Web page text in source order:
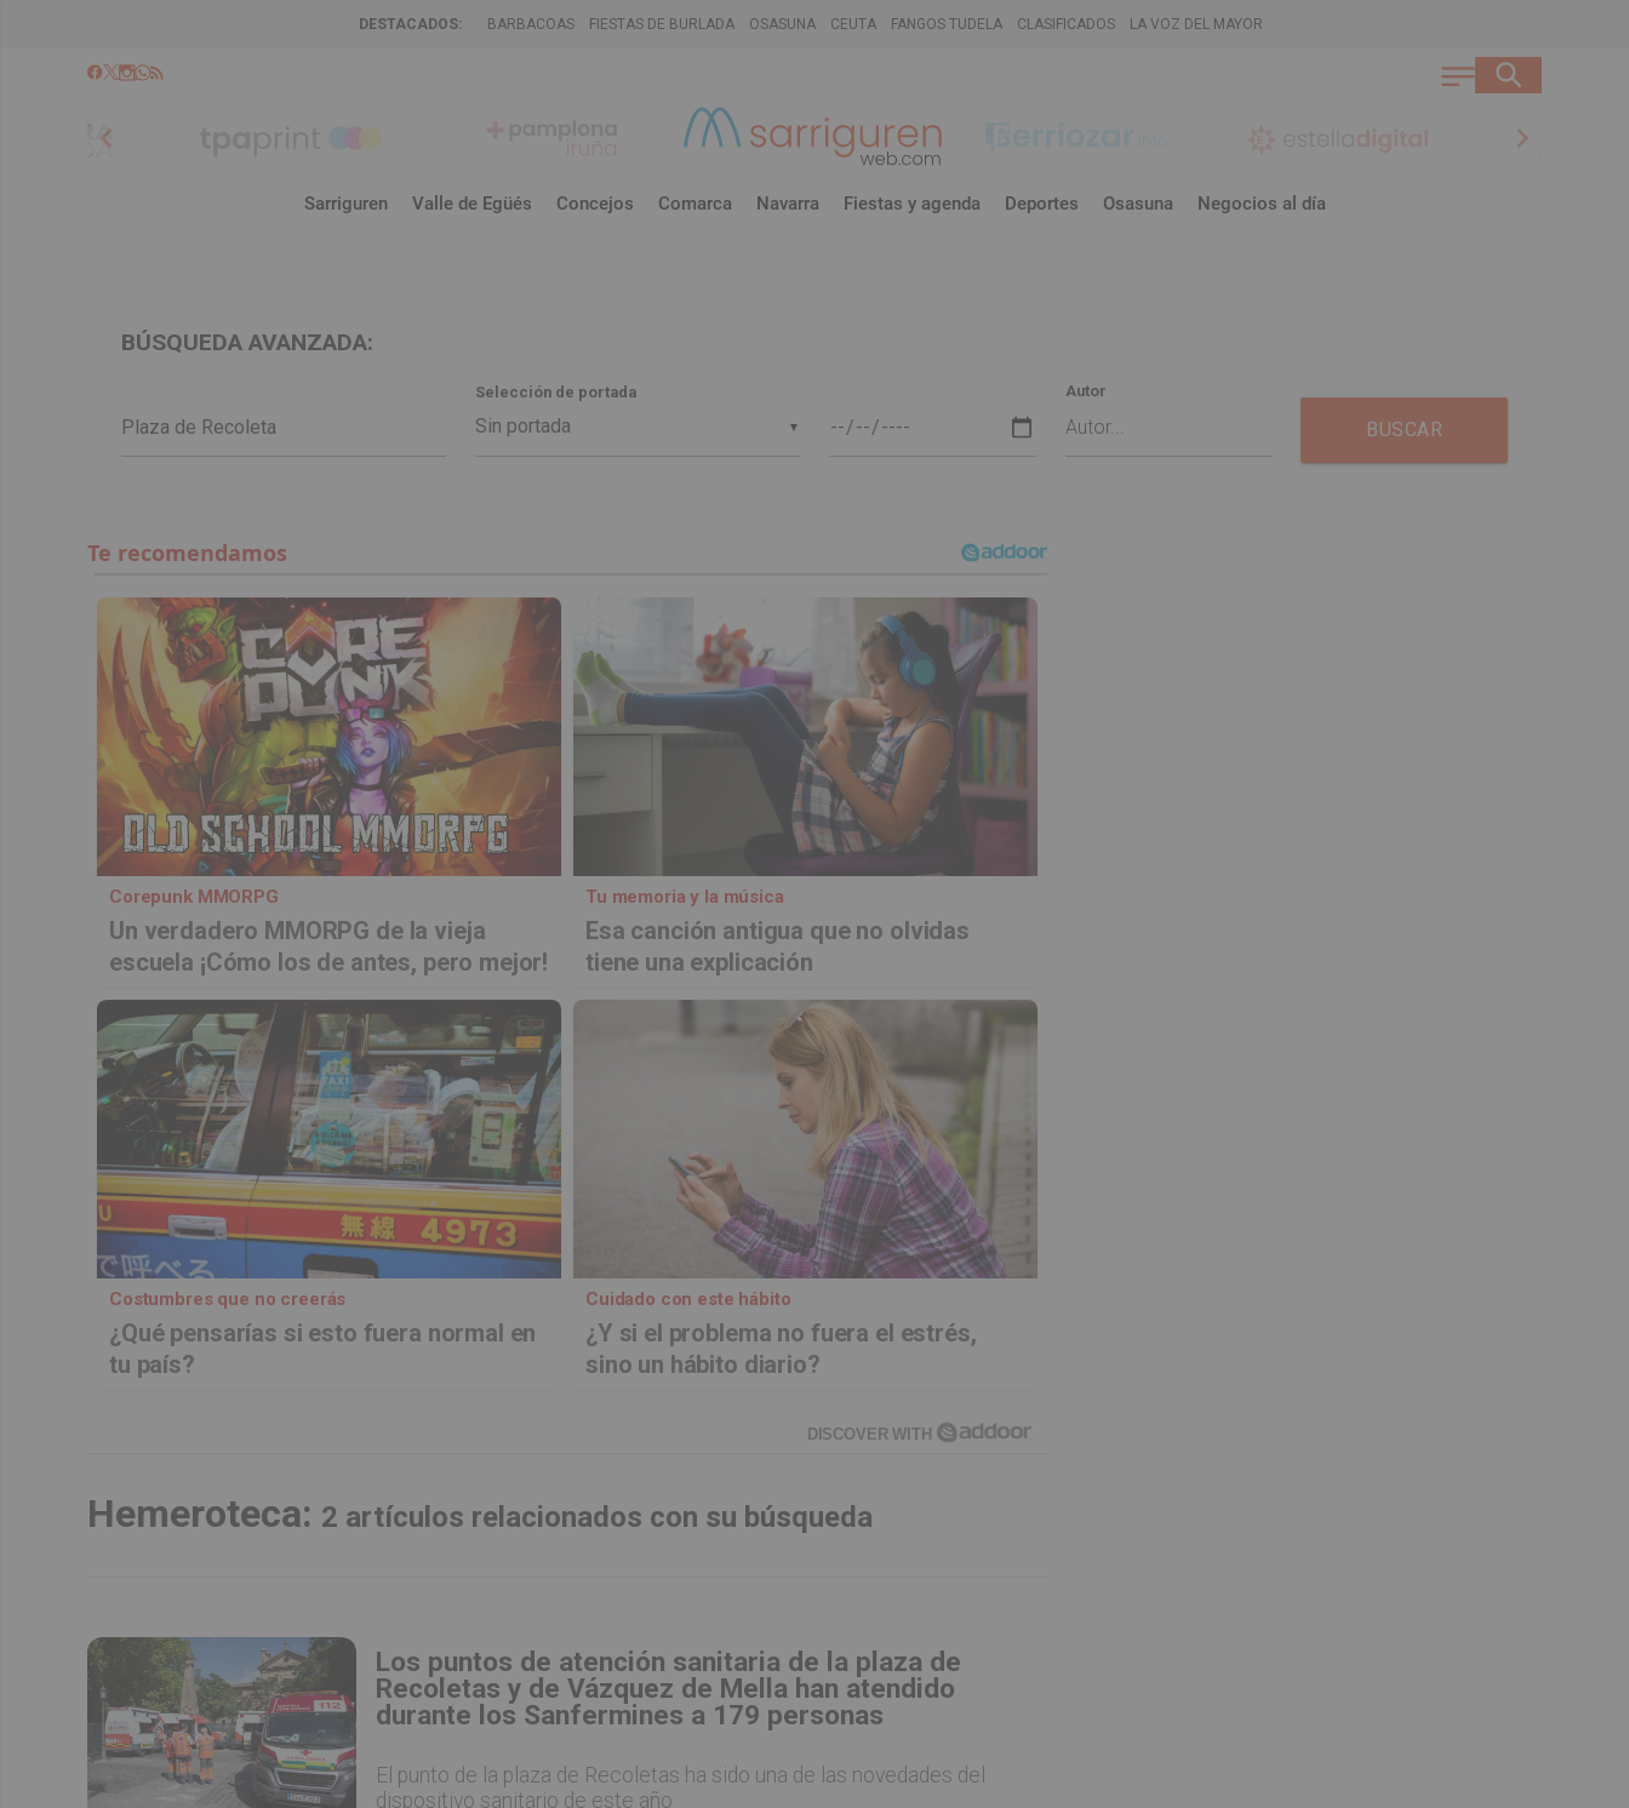
DESTACADOS: BARBACOAS FIESTAS DE BURLADA OSASUNA CEUTA FANGOS TUDELA CLASIFICADOS LA VOZ DEL MAYOR
chevron_left chevron_right
Sarriguren Valle de Egüés Concejos Comarca Navarra Fiestas y agenda Deportes Osasuna Negocios al día
BÚSQUEDA AVANZADA:
▼
Selección de portada Autor
BUSCAR
Corepunk MMORPG
Un verdadero MMORPG de la vieja
escuela ¡Cómo los de antes, pero mejor!
Tu memoria y la música
Esa canción antigua que no olvidas
tiene una explicación
Costumbres que no creerás
¿Qué pensarías si esto fuera normal en
tu país?
Cuidado con este hábito
¿Y si el problema no fuera el estrés,
sino un hábito diario?
DISCOVER WITH
Hemeroteca: 2 artículos relacionados con su búsqueda
Los puntos de atención sanitaria de la plaza de
Recoletas y de Vázquez de Mella han atendido
durante los Sanfermines a 179 personas
El punto de la plaza de Recoletas ha sido una de las novedades del
dispositivo sanitario de este año